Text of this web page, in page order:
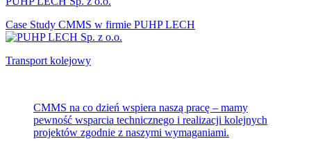
Case Study CMMS w firmie PUHP LECH
Transport kolejowy
CMMS na co dzień wspiera naszą pracę – mamy
pewność wsparcia technicznego i realizacji kolejnych
projektów zgodnie z naszymi wymaganiami.